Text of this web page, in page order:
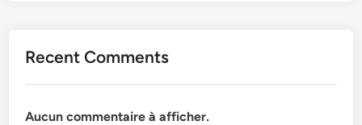
Recent Comments
Aucun commentaire à afficher.